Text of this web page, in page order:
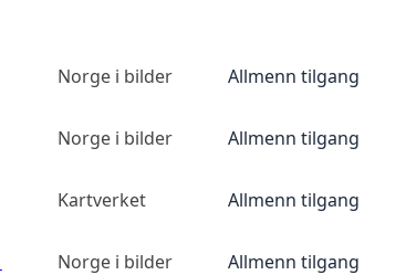
Norge i bilder Allmenn tilgang
Norge i bilder Allmenn tilgang
Kartverket Allmenn tilgang
Norge i bilder Allmenn tilgang